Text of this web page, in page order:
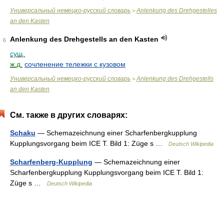
Универсальный немецко-русский словарь > Anlenkung des Drehgestelles
an den Kasten
6
Anlenkung des Drehgestells an den Kasten
сущ.
ж.д. сочленение тележки с кузовом
Универсальный немецко-русский словарь > Anlenkung des Drehgestells
an den Kasten
См. также в других словарях:
Schaku — Schemazeichnung einer Scharfenbergkupplung
Kupplungsvorgang beim ICE T. Bild 1: Züge s …
Deutsch Wikipedia
Scharfenberg-Kupplung — Schemazeichnung einer
Scharfenbergkupplung Kupplungsvorgang beim ICE T. Bild 1:
Züge s …
Deutsch Wikipedia